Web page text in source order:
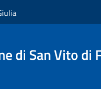
di San Vito di